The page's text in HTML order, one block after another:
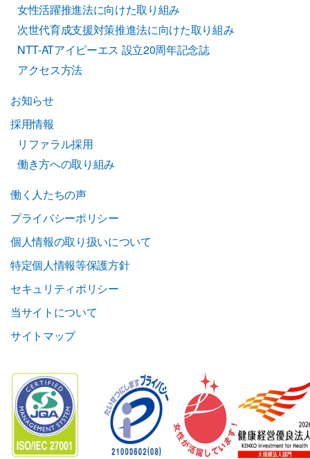
女性活躍推進法に向けた取り組み
次世代育成支援対策推進法に向けた取り組み
NTT-ATアイピーエス 設立20周年記念誌
アクセス方法
お知らせ
採用情報
リファラル採用
働き方への取り組み
働く人たちの声
プライバシーポリシー
個人情報の取り扱いについて
特定個人情報等保護方針
セキュリティポリシー
当サイトについて
サイトマップ